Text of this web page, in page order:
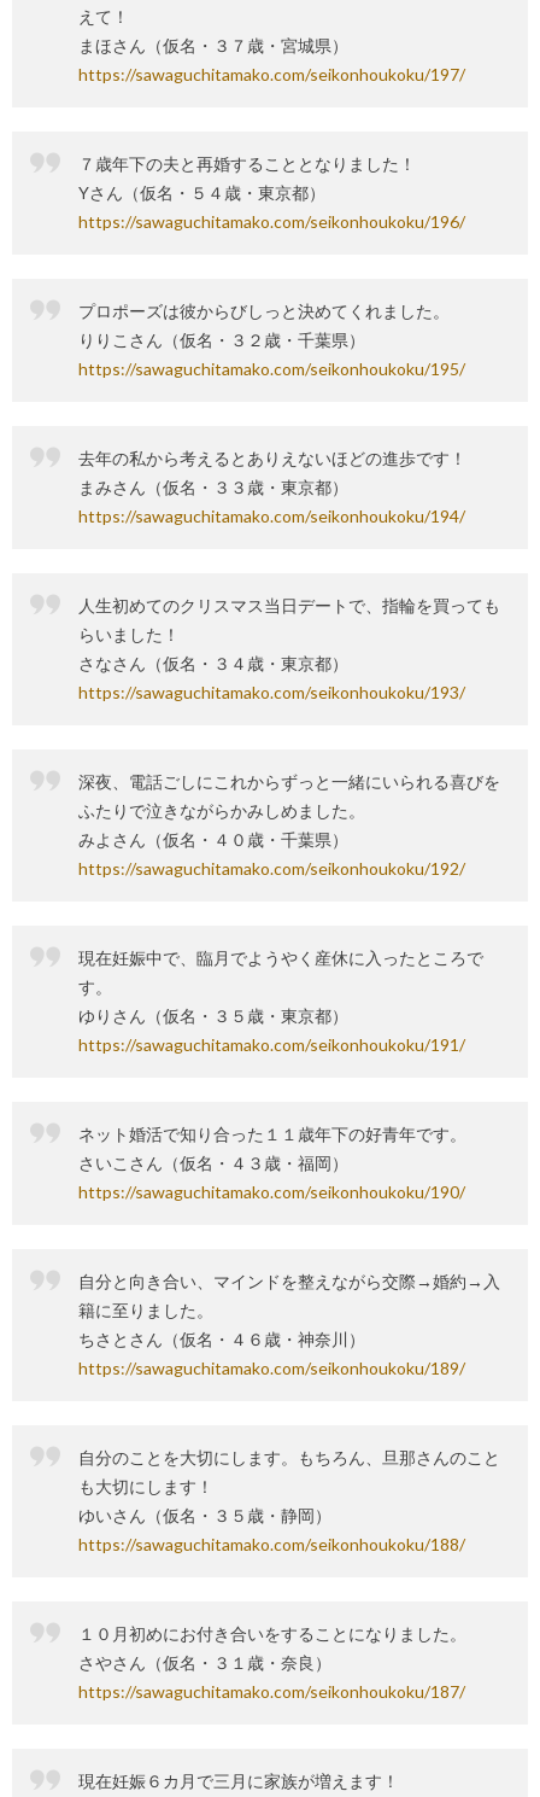
えて！
まほさん（仮名・３７歳・宮城県）
https://sawaguchitamako.com/seikonhoukoku/197/
７歳年下の夫と再婚することとなりました！
Yさん（仮名・５４歳・東京都）
https://sawaguchitamako.com/seikonhoukoku/196/
プロポーズは彼からびしっと決めてくれました。
りりこさん（仮名・３２歳・千葉県）
https://sawaguchitamako.com/seikonhoukoku/195/
去年の私から考えるとありえないほどの進歩です！
まみさん（仮名・３３歳・東京都）
https://sawaguchitamako.com/seikonhoukoku/194/
人生初めてのクリスマス当日デートで、指輪を買っても
らいました！
さなさん（仮名・３４歳・東京都）
https://sawaguchitamako.com/seikonhoukoku/193/
深夜、電話ごしにこれからずっと一緒にいられる喜びを
ふたりで泣きながらかみしめました。
みよさん（仮名・４０歳・千葉県）
https://sawaguchitamako.com/seikonhoukoku/192/
現在妊娠中で、臨月でようやく産休に入ったところで
す。
ゆりさん（仮名・３５歳・東京都）
https://sawaguchitamako.com/seikonhoukoku/191/
ネット婚活で知り合った１１歳年下の好青年です。
さいこさん（仮名・４３歳・福岡）
https://sawaguchitamako.com/seikonhoukoku/190/
自分と向き合い、マインドを整えながら交際→婚約→入
籍に至りました。
ちさとさん（仮名・４６歳・神奈川）
https://sawaguchitamako.com/seikonhoukoku/189/
自分のことを大切にします。もちろん、旦那さんのこと
も大切にします！
ゆいさん（仮名・３５歳・静岡）
https://sawaguchitamako.com/seikonhoukoku/188/
１０月初めにお付き合いをすることになりました。
さやさん（仮名・３１歳・奈良）
https://sawaguchitamako.com/seikonhoukoku/187/
現在妊娠６カ月で三月に家族が増えます！